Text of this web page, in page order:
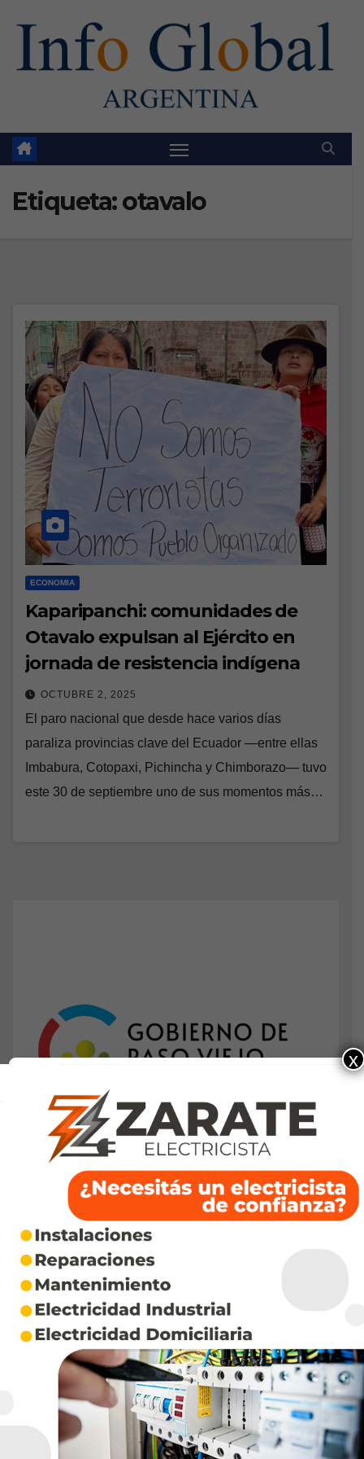
Etiqueta:otavalo
ECONOMIA
Kaparipanchi: comunidades de
Otavalo expulsan al Ejército en
jornada de resistencia indígena
OCTUBRE 2, 2025
El paro nacional que desde hace varios días
paraliza provincias clave del Ecuador —entre ellas
Imbabura, Cotopaxi, Pichincha y Chimborazo— tuvo
este 30 de septiembre uno de sus momentos más…
x